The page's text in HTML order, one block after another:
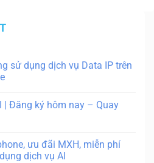
sử dụng dịch vụ Data IP trên
| Đăng ký hôm nay – Quay
ưu đãi MXH, miễn phí
dịch vụ AI